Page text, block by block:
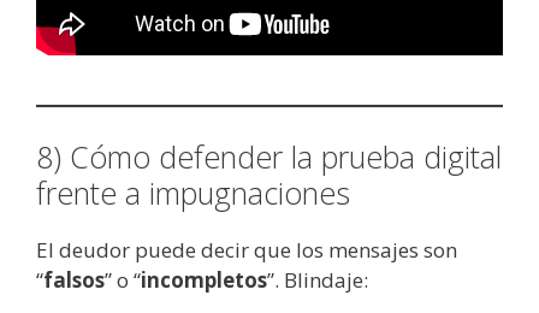
8) Cómo defender la prueba digital
frente a impugnaciones
El deudor puede decir que los mensajes son
“falsos” o “incompletos”. Blindaje: